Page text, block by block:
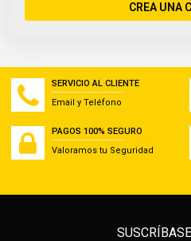
CREA UNA
SERVICIO AL CLIENTE
Email y Teléfono
PAGOS 100% SEGURO
Valoramos tu Seguridad